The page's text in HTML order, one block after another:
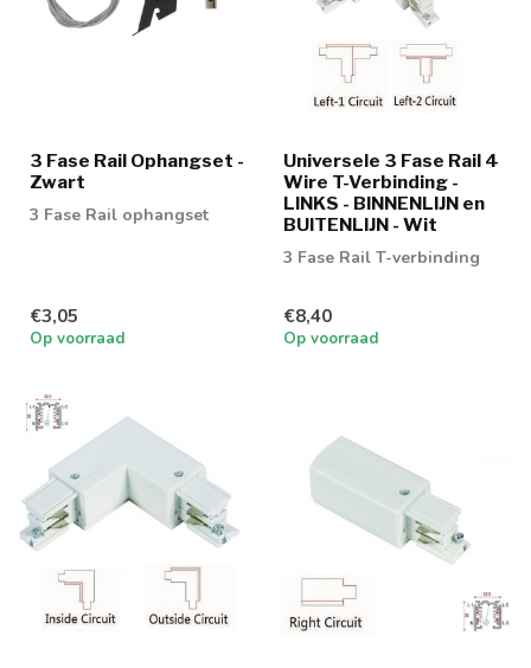
3 Fase Rail Ophangset -
Zwart
3 Fase Rail ophangset
€3,05
Op voorraad
Universele 3 Fase Rail 4
Wire T-Verbinding -
LINKS - BINNENLIJN en
BUITENLIJN - Wit
3 Fase Rail T-verbinding
€8,40
Op voorraad